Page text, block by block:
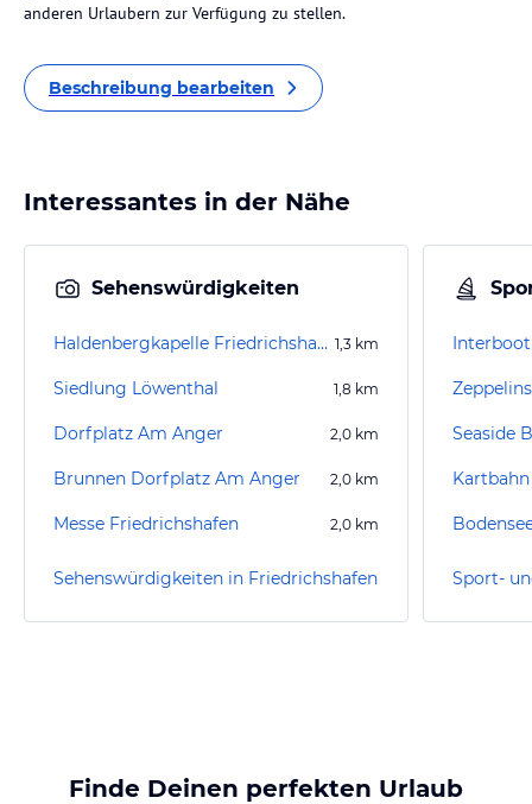
anderen Urlaubern zur Verfügung zu stellen.
Beschreibung bearbeiten
Interessantes in der Nähe
Sehenswürdigkeiten
Haldenbergkapelle Friedrichshafen 1,3 km
Siedlung Löwenthal 1,8 km
Dorfplatz Am Anger 2,0 km
Brunnen Dorfplatz Am Anger 2,0 km
Messe Friedrichshafen 2,0 km
Sehenswürdigkeiten in Friedrichshafen
Interboot
Seaside
Finde Deinen perfekten Urlaub